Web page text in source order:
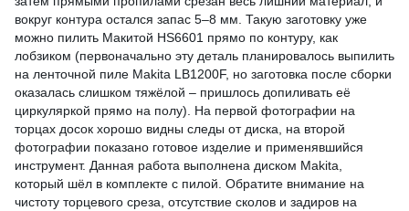
вокруг контура остался запас 5–8 мм. Такую заготовку уже
можно пилить Макитой HS6601 прямо по контуру, как
лобзиком (первоначально эту деталь планировалось выпилить
на ленточной пиле Makita LB1200F, но заготовка после сборки
оказалась слишком тяжёлой – пришлось допиливать её
циркуляркой прямо на полу). На первой фотографии на
торцах досок хорошо видны следы от диска, на второй
фотографии показано готовое изделие и применявшийся
инструмент. Данная работа выполнена диском Makita,
который шёл в комплекте с пилой. Обратите внимание на
чистоту торцевого среза, отсутствие сколов и задиров на